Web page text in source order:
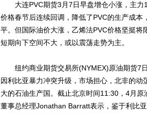
大连PVC期货3月7日早盘增仓小涨，主力
价格春节后连续回调，降低了PVC的生产成
平。但国际油价大涨，乙烯法PVC价格坚挺将
短期向下空间不大，或以震荡走势为主。
纽约商业期货交易所(NYMEX)原油期货7日
因利比亚暴力冲突升级，市场担心，北非的
大的石油生产国。截止北京时间11:30，4月
董事总经理Jonathan Barratt表示，鉴于利比